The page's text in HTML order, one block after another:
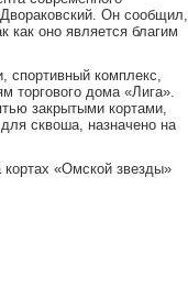
Он сообщил,
как оно является благим
спортивный комплекс,
торгового дома «Лига».
закрытыми кортами,
сквоша, назначено на
кортах «Омской звезды»